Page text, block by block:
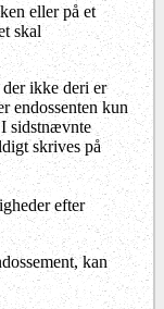
eller på et
skal
ikke deri er
endossenten kun
I sidstnævnte
skrives på
efter
kan